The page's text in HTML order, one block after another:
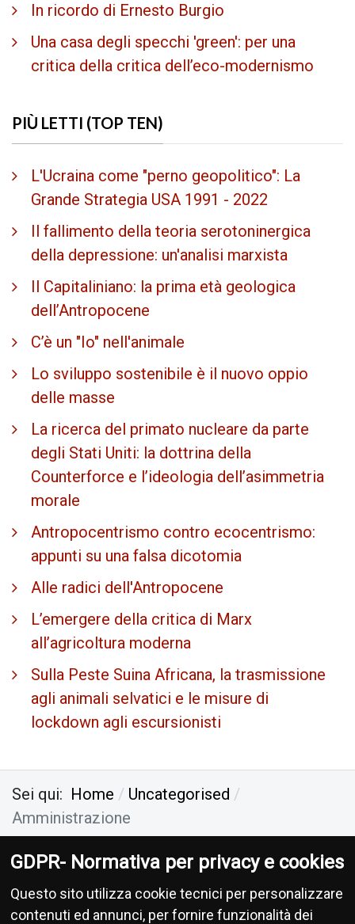
In ricordo di Ernesto Burgio
Una casa degli specchi 'green': per una
critica della critica dell’eco-modernismo
PIÙ LETTI (TOP TEN)
L'Ucraina come "perno geopolitico": La
Grande Strategia USA 1991 - 2022
Il fallimento della teoria serotoninergica
della depressione: un'analisi marxista
Il Capitaliniano: la prima età geologica
dell’Antropocene
C’è un "Io" nell'animale
Lo sviluppo sostenibile è il nuovo oppio
delle masse
La ricerca del primato nucleare da parte
degli Stati Uniti: la dottrina della
Counterforce e l’ideologia dell’asimmetria
morale
Antropocentrismo contro ecocentrismo:
appunti su una falsa dicotomia
Alle radici dell'Antropocene
L’emergere della critica di Marx
all’agricoltura moderna
Sulla Peste Suina Africana, la trasmissione
agli animali selvatici e le misure di
lockdown agli escursionisti
Sei qui: Home
Uncategorised
Amministrazione
Antropocene Ecologia Socialismo Privacy
Donazioni
GDPR- Normativa per privacy e cookies
Questo sito utilizza cookie tecnici per personalizzare
contenuti ed annunci, per fornire funzionalità dei